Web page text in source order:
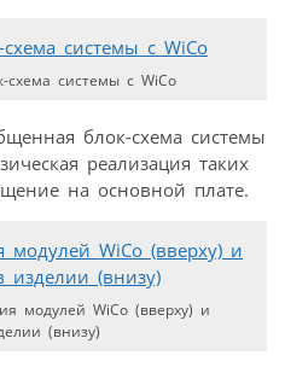
схема системы с WiCo
блок-схема системы
реализация таких
на основной плате.
модулей WiCo (вверху) и
(внизу)